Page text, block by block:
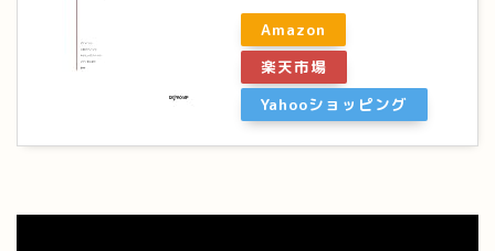
Amazon
楽天市場
Yahooショッピング